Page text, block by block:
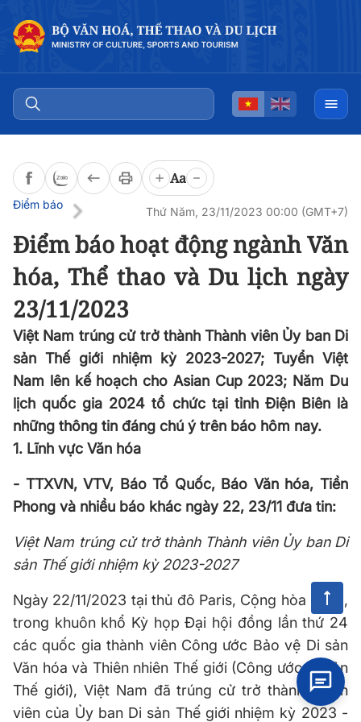
Aa
Điểm báo
Thứ Năm, 23/11/2023 00:00 (GMT+7)
Điểm báo hoạt động ngành Văn
hóa, Thể thao và Du lịch ngày
23/11/2023
Việt Nam trúng cử trở thành Thành viên Ủy ban Di
sản Thế giới nhiệm kỳ 2023-2027; Tuyển Việt
Nam lên kế hoạch cho Asian Cup 2023; Năm Du
lịch quốc gia 2024 tổ chức tại tỉnh Điện Biên là
những thông tin đáng chú ý trên báo hôm nay.
1. Lĩnh vực Văn hóa
- TTXVN, VTV, Báo Tổ Quốc, Báo Văn hóa, Tiền
Phong và nhiều báo khác ngày 22, 23/11 đưa tin:
Việt Nam trúng cử trở thành Thành viên Ủy ban Di
sản Thế giới nhiệm kỳ 2023-2027
Ngày 22/11/2023 tại thủ đô Paris, Cộng hòa Pháp,
trong khuôn khổ Kỳ họp Đại hội đồng lần thứ 24
các quốc gia thành viên Công ước Bảo vệ Di sản
Văn hóa và Thiên nhiên Thế giới (Công ước Di sản
Thế giới), Việt Nam đã trúng cử trở thành thành
viên của Ủy ban Di sản Thế giới nhiệm kỳ 2023 -
Đọc bài